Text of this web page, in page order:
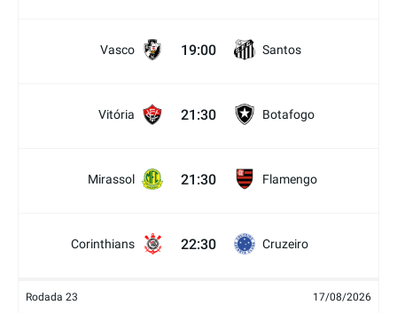
Vasco 19:00 Santos
Vitória 21:30 Botafogo
Mirassol 21:30 Flamengo
Corinthians 22:30 Cruzeiro
Rodada 23 17/08/2026